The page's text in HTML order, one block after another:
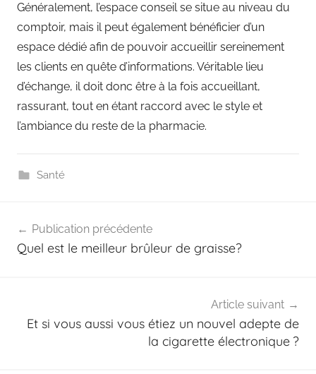
Généralement, l’espace conseil se situe au niveau du
comptoir, mais il peut également bénéficier d’un
espace dédié afin de pouvoir accueillir sereinement
les clients en quête d’informations. Véritable lieu
d’échange, il doit donc être à la fois accueillant,
rassurant, tout en étant raccord avec le style et
l’ambiance du reste de la pharmacie.
Santé
de
Publication précédente
Quel est le meilleur brûleur de graisse?
Article suivant
Et si vous aussi vous étiez un nouvel adepte de
la cigarette électronique ?